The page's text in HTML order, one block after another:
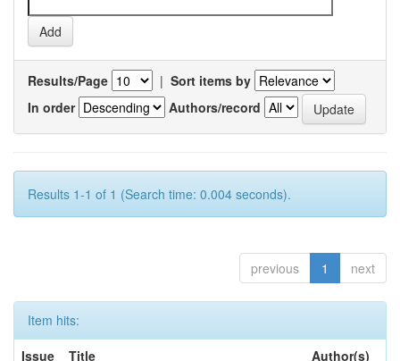
Results/Page | Sort items by
In order
Authors/record
Results 1-1 of 1 (Search time: 0.004 seconds).
previous 1 next
Item hits:
Issue
Title Author(s)